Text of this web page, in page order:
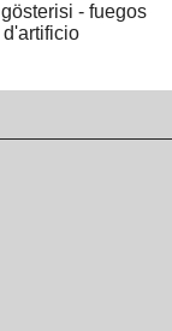
- fuegos